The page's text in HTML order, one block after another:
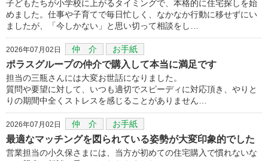
子どもたちが小学校に上がるタイミングで、本格的に住宅探しを始
めました。仕事や子育てで毎日忙しく、なかなか行動に移せずにい
ましたが、「今しかない」と思い切って相談をし…
2026年07月02日 仲 介 お手紙
ポラスグループの仲介で購入して本当に満足です
担当の三瓶さんには大変お世話になりました。
質問や要望に対して、いつも適切でスピーディに対応頂き、やりと
りの期間中全くストレスを感じることがありません…
2026年07月02日 仲 介 お手紙
最適なマッチングを図られている姿勢が大変印象的でした
営業担当の小久保さまには、当方が初めての住宅購入で慣れないな